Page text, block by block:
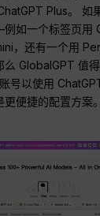
Plus。 如
如一个标签页用
，还有一个用
GlobalGPT 值
号以使用
便捷的配置方案